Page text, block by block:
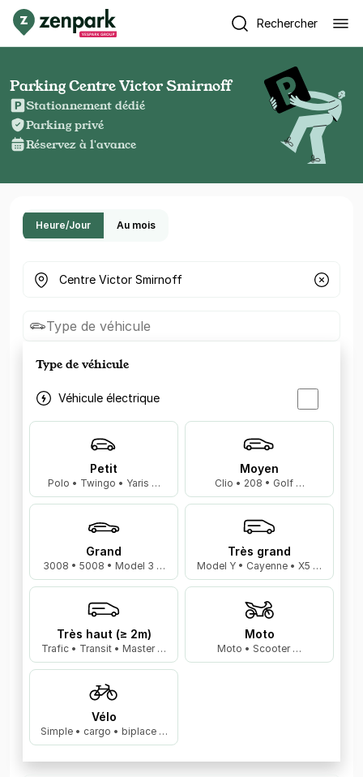
Rechercher
Parking Centre Victor Smirnoff
Stationnement dédié
Parking privé
Réservez à l'avance
Heure/Jour Au mois
Où cherchez-vous un parking ?
Type de véhicule
Type de véhicule
Véhicule électrique
Petit
Polo • Twingo • Yaris …
Moyen
Clio • 208 • Golf …
Grand
3008 • 5008 • Model 3 …
Très grand
Model Y • Cayenne • X5 …
Très haut (≥ 2m)
Trafic • Transit • Master …
Moto
Moto • Scooter …
Vélo
Simple • cargo • biplace …